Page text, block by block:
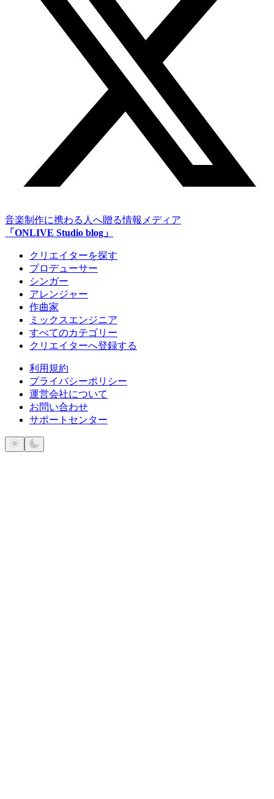
音楽制作に携わる人へ贈る情報メディア
「ONLIVE Studio blog」
クリエイターを探す
プロデューサー
シンガー
アレンジャー
作曲家
ミックスエンジニア
すべてのカテゴリー
クリエイターへ登録する
利用規約
プライバシーポリシー
運営会社について
お問い合わせ
サポートセンター